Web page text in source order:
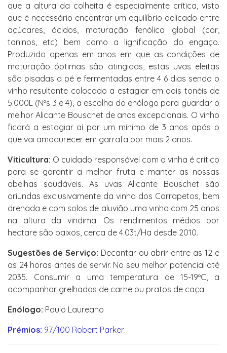
que a altura da colheita é especialmente crítica, visto
que é necessário encontrar um equilíbrio delicado entre
açúcares, ácidos, maturação fenólica global (cor,
taninos, etc) bem como a lignificação do engaço.
Produzido apenas em anos em que as condições de
maturação óptimas são atingidas, estas uvas eleitas
são pisadas a pé e fermentadas entre 4 6 dias sendo o
vinho resultante colocado a estagiar em dois tonéis de
5.000L (Nºs 3 e 4), a escolha do enólogo para guardar o
melhor Alicante Bouschet de anos excepcionais. O vinho
ficará a estagiar aí por um mínimo de 3 anos após o
que vai amadurecer em garrafa por mais 2 anos.
Viticultura: O cuidado responsável com a vinha é crítico
para se garantir a melhor fruta e manter as nossas
abelhas saudáveis. As uvas Alicante Bouschet são
oriundas exclusivamente da vinha dos Carrapetos, bem
drenada e com solos de aluvião uma vinha com 25 anos
na altura da vindima. Os rendimentos médios por
hectare são baixos, cerca de 4.03t/Ha desde 2010.
Sugestões de Serviço: Decantar ou abrir entre as 12 e
as 24 horas antes de servir. No seu melhor potencial até
2035. Consumir a uma temperatura de 15-19ºC, a
acompanhar grelhados de carne ou pratos de caça.
Enólogo: Paulo Laureano
Prémios: 97/100 Robert Parker